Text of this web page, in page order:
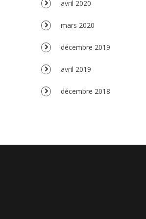
avril 2020
mars 2020
décembre 2019
avril 2019
décembre 2018